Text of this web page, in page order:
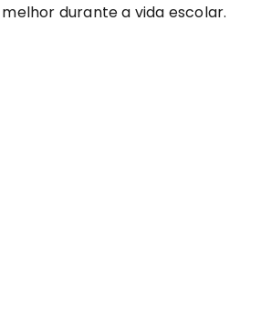
durante a vida escolar.